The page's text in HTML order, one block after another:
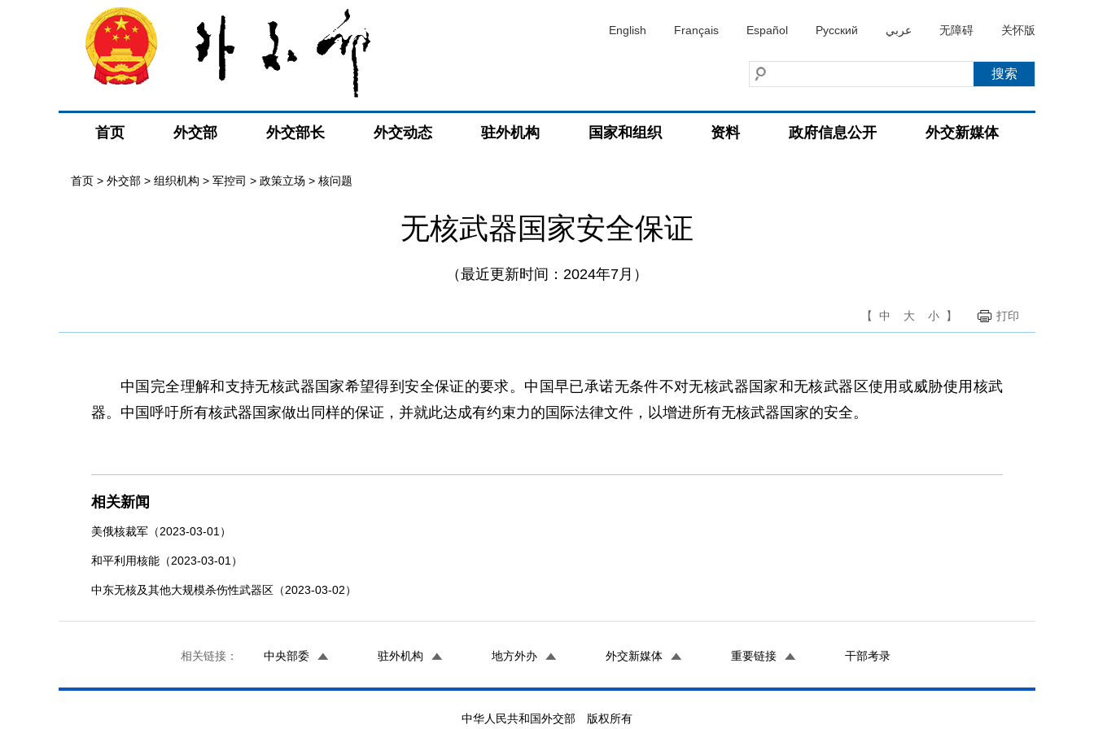
English Français Español Русский عربي 无障碍 关怀版
首页 外交部 外交部长 外交动态 驻外机构 国家和组织 资料 政府信息公开 外交新媒体
首页 > 外交部 > 组织机构 > 军控司 > 政策立场 > 核问题
无核武器国家安全保证
（最近更新时间：2024年7月）
【 中 大 小 】 打印
中国完全理解和支持无核武器国家希望得到安全保证的要求。中国早已承诺无条件不对无核武器国家和无核武器区使用或威胁使用核武
器。中国呼吁所有核武器国家做出同样的保证，并就此达成有约束力的国际法律文件，以增进所有无核武器国家的安全。
相关新闻
美俄核裁军（2023-03-01）
和平利用核能（2023-03-01）
中东无核及其他大规模杀伤性武器区（2023-03-02）
相关链接： 中央部委 驻外机构 地方外办 外交新媒体 重要链接 干部考录
中华人民共和国外交部 版权所有